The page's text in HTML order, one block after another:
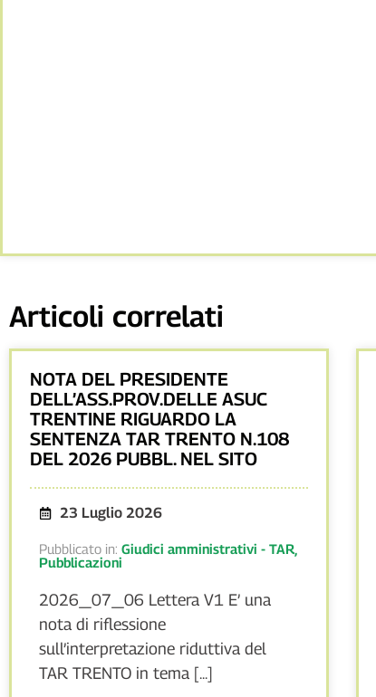
Articoli correlati
NOTA DEL PRESIDENTE
DELL’ASS.PROV.DELLE ASUC
TRENTINE RIGUARDO LA
SENTENZA TAR TRENTO N.108
DEL 2026 PUBBL. NEL SITO
23 Luglio 2026
Pubblicato in: Giudici amministrativi - TAR,
Pubblicazioni
2026_07_06 Lettera V1 E’ una
nota di riflessione
sull’interpretazione riduttiva del
TAR TRENTO in tema [...]